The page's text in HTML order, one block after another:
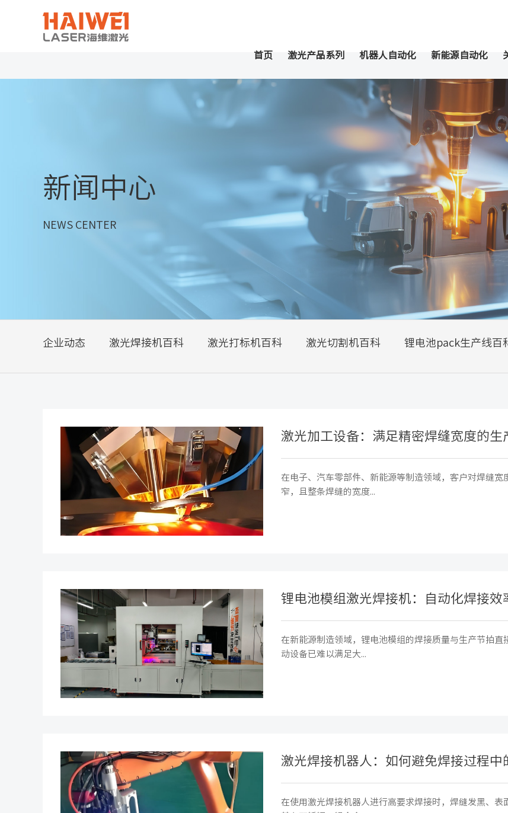
首页 激光产品系列 机器人自动化 新能源自动化
新闻中心
NEWS CENTER
企业动态 激光焊接机百科 激光打标机百科 激光切割机百科 锂电池pack生产线百
激光加工设备：满足精密焊缝宽度的生
在电子、汽车零部件、新能源等制造领域，客户对焊缝
窄，且整条焊缝的宽度...
锂电池模组激光焊接机：自动化焊接效
在新能源制造领域，锂电池模组的焊接质量与生产节拍
动设备已难以满足大...
激光焊接机器人：如何避免焊接过程中
在使用激光焊接机器人进行高要求焊接时，焊缝发黑、